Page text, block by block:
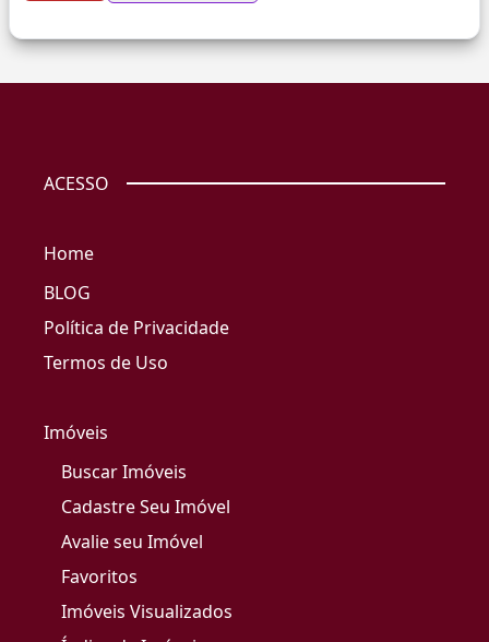
ACESSO
Home
BLOG
Política de Privacidade
Termos de Uso
Imóveis
Buscar Imóveis
Cadastre Seu Imóvel
Avalie seu Imóvel
Favoritos
Imóveis Visualizados